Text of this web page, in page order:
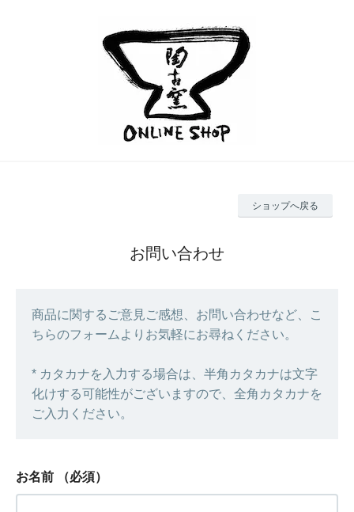
ショップへ戻る
お問い合わせ
商品に関するご意見ご感想、お問い合わせなど、こ
ちらのフォームよりお気軽にお尋ねください。
* カタカナを入力する場合は、半角カタカナは文字
化けする可能性がございますので、全角カタカナを
ご入力ください。
お名前 （必須）